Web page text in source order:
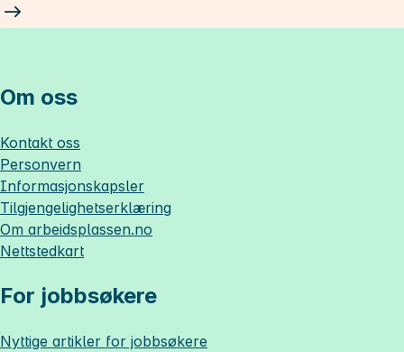
Om oss
Kontakt oss
Personvern
Informasjonskapsler
Tilgjengelighetserklæring
Om arbeidsplassen.no
Nettstedkart
For jobbsøkere
Nyttige artikler for jobbsøkere